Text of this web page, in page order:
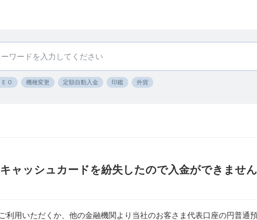
Ｏ 機種変更 定額自動入金 印鑑 外貨
キャッシュカードを紛失したので入金ができませ
利用いただくか、他の金融機関より当社のお客さま代表口座の円普通